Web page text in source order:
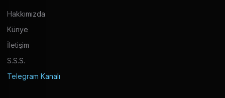
Hakkımızda
Künye
İletişim
S.S.S.
Telegram Kanalı